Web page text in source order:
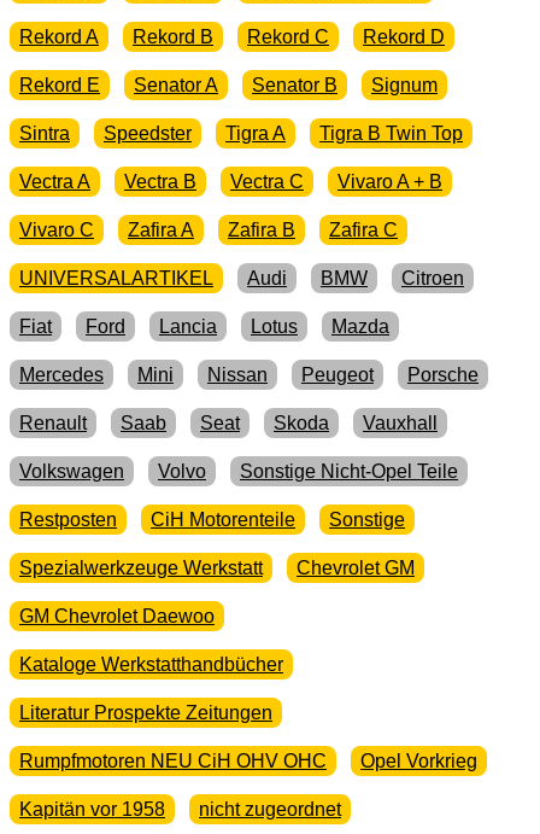
Rekord A Rekord B Rekord C Rekord D
Rekord E Senator A Senator B Signum
Sintra Speedster Tigra A Tigra B Twin Top
Vectra A Vectra B Vectra C Vivaro A + B
Vivaro C Zafira A Zafira B Zafira C
UNIVERSALARTIKEL Audi BMW Citroen
Fiat Ford Lancia Lotus Mazda
Mercedes Mini Nissan Peugeot Porsche
Renault Saab Seat Skoda Vauxhall
Volkswagen Volvo Sonstige Nicht-Opel Teile
Restposten CiH Motorenteile Sonstige
Spezialwerkzeuge Werkstatt Chevrolet GM
GM Chevrolet Daewoo
Kataloge Werkstatthandbücher
Literatur Prospekte Zeitungen
Rumpfmotoren NEU CiH OHV OHC Opel Vorkrieg
Kapitän vor 1958 nicht zugeordnet